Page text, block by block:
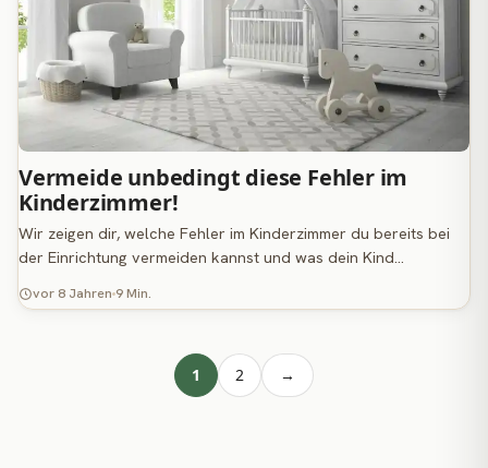
Vermeide unbedingt diese Fehler im
Kinderzimmer!
Wir zeigen dir, welche Fehler im Kinderzimmer du bereits bei
der Einrichtung vermeiden kannst und was dein Kind…
vor 8 Jahren 9 Min.
1 2 →